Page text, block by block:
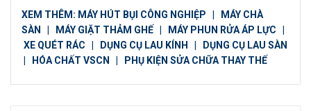
XEM THÊM: MÁY HÚT BỤI CÔNG NGHIỆP
MÁY CHÀ
SÀN
MÁY GIẶT THẢM GHẾ MÁY PHUN RỬA ÁP LỰC
XE QUÉT RÁC
DỤNG CỤ LAU KÍNH
DỤNG CỤ LAU SÀN
HÓA CHẤT VSCN PHỤ KIỆN SỬA CHỮA THAY THẾ